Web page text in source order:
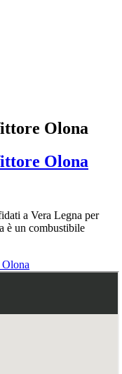
Olona
Olona
a Vera Legna per
è un combustibile